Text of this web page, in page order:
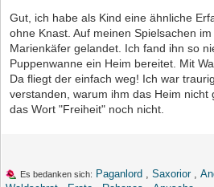
Gut, ich habe als Kind eine ähnliche
ohne Knast. Auf meinen Spielsachen
Marienkäfer gelandet. Ich fand ihn so
Puppenwanne ein Heim bereitet. Mit
Da fliegt der einfach weg! Ich war
verstanden, warum ihm das Heim nicht
das Wort "Freiheit" noch nicht.
Es bedanken sich: Paganlord Saxorior,